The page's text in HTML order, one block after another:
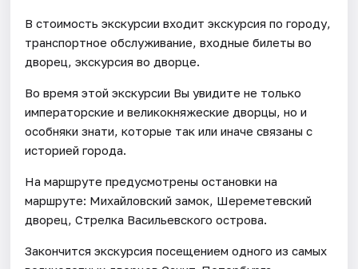
В стоимость экскурсии входит экскурсия по городу,
транспортное обслуживание, входные билеты во
дворец, экскурсия во дворце.
Во время этой экскурсии Вы увидите не только
императорские и великокняжеские дворцы, но и
особняки знати, которые так или иначе связаны с
историей города.
На маршруте предусмотрены остановки на
маршруте: Михайловский замок, Шереметевский
дворец, Стрелка Васильевского острова.
Закончится экскурсия посещением одного из самых